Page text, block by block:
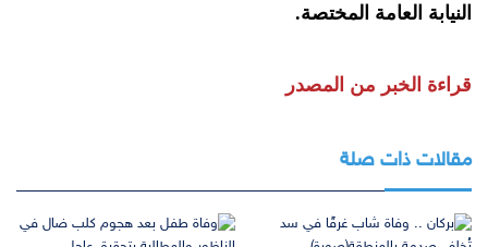
النيابة العامة المختصة.
قراءة الخبر من المصدر
مقالات ذات صلة